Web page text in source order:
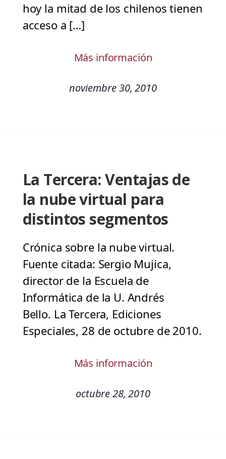
hoy la mitad de los chilenos tienen
acceso a […]
Más información
noviembre 30, 2010
La Tercera: Ventajas de
la nube virtual para
distintos segmentos
Crónica sobre la nube virtual.
Fuente citada: Sergio Mujica,
director de la Escuela de
Informática de la U. Andrés
Bello. La Tercera, Ediciones
Especiales, 28 de octubre de 2010.
Más información
octubre 28, 2010